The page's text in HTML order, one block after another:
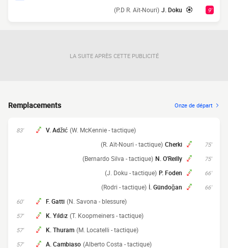
9'
J. Doku
(P.D R. Aït-Nouri)
LA SUITE APRÈS CETTE PUBLICITÉ
Remplacements Onze de départ
83' V. Adžić (W. McKennie - tactique)
75'
Cherki
(R. Aït-Nouri - tactique)
75'
N. O'Reilly
(Bernardo Silva - tactique)
66'
P. Foden
(J. Doku - tactique)
66'
İ. Gündoğan
(Rodri - tactique)
60' F. Gatti (N. Savona - blessure)
57' K. Yıldız (T. Koopmeiners - tactique)
57' K. Thuram (M. Locatelli - tactique)
57' A. Cambiaso (Alberto Costa - tactique)